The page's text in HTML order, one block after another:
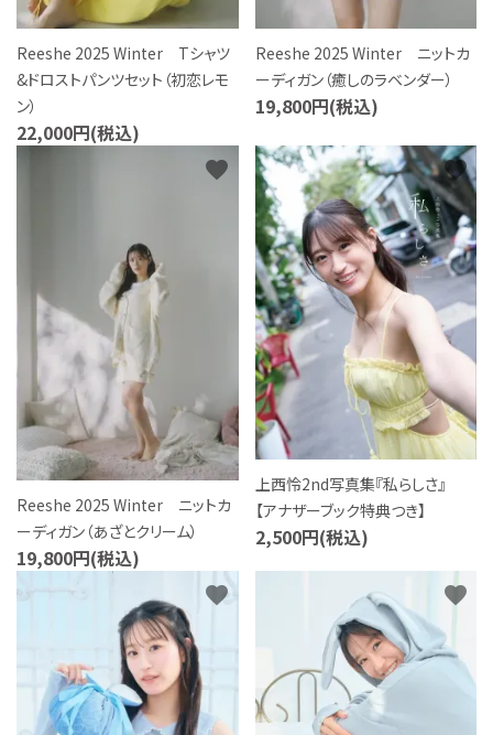
Reeshe 2025 Winter Tシャツ
&ドロストパンツセット（初恋レモ
ン）
22,000円(税込)
Reeshe 2025 Winter ニットカ
ーディガン（癒しのラベンダー）
19,800円(税込)
Reeshe 2025 Winter ニットカ
ーディガン（あざとクリーム）
19,800円(税込)
favorite
上西怜2nd写真集『私らしさ』
【アナザーブック特典つき】
2,500円(税込)
favorite
favorite favorite